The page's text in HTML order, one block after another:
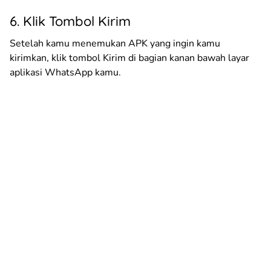
6. Klik Tombol Kirim
Setelah kamu menemukan APK yang ingin kamu
kirimkan, klik tombol Kirim di bagian kanan bawah layar
aplikasi WhatsApp kamu.